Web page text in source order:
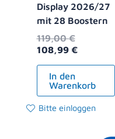
Display 2026/27
mit 28 Boostern
119,00€
108,99 €
In den
Warenkorb
Bitte einloggen